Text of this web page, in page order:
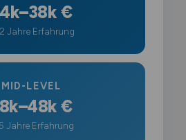
€
Jahre Erfahrung
MID-LEVEL
€
Jahre Erfahrung